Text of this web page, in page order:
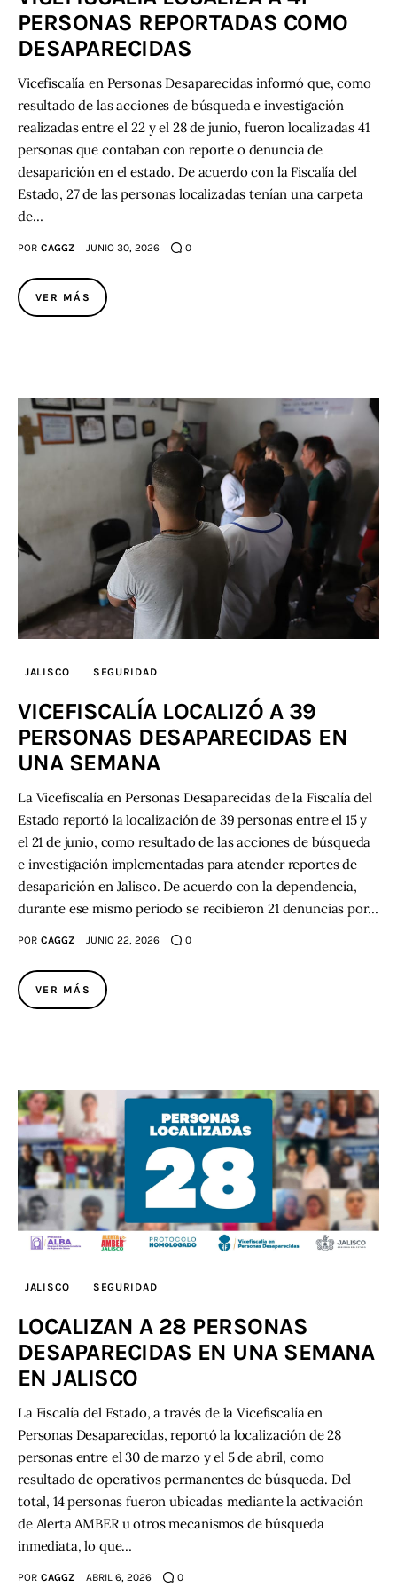
PERSONAS REPORTADAS COMO
DESAPARECIDAS
Vicefiscalía en Personas Desaparecidas informó que, como
resultado de las acciones de búsqueda e investigación
realizadas entre el 22 y el 28 de junio, fueron localizadas 41
personas que contaban con reporte o denuncia de
desaparición en el estado. De acuerdo con la Fiscalía del
Estado, 27 de las personas localizadas tenían una carpeta
de…
POR CAGGZ JUNIO 30, 2026 0
VER MÁS
JALISCO SEGURIDAD
VICEFISCALÍA LOCALIZÓ A 39
PERSONAS DESAPARECIDAS EN
UNA SEMANA
La Vicefiscalía en Personas Desaparecidas de la Fiscalía del
Estado reportó la localización de 39 personas entre el 15 y
el 21 de junio, como resultado de las acciones de búsqueda
e investigación implementadas para atender reportes de
desaparición en Jalisco. De acuerdo con la dependencia,
durante ese mismo periodo se recibieron 21 denuncias por…
POR CAGGZ JUNIO 22, 2026 0
VER MÁS
JALISCO SEGURIDAD
LOCALIZAN A 28 PERSONAS
DESAPARECIDAS EN UNA SEMANA
EN JALISCO
La Fiscalía del Estado, a través de la Vicefiscalía en
Personas Desaparecidas, reportó la localización de 28
personas entre el 30 de marzo y el 5 de abril, como
resultado de operativos permanentes de búsqueda. Del
total, 14 personas fueron ubicadas mediante la activación
de Alerta AMBER u otros mecanismos de búsqueda
inmediata, lo que…
POR CAGGZ ABRIL 6, 2026 0